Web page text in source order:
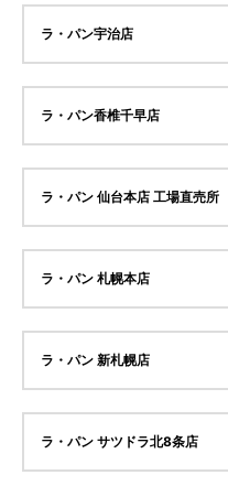
ラ・パン宇治店
ラ・パン香椎千早店
ラ・パン 仙台本店 工場直売所
ラ・パン 札幌本店
ラ・パン 新札幌店
ラ・パン サツドラ北8条店